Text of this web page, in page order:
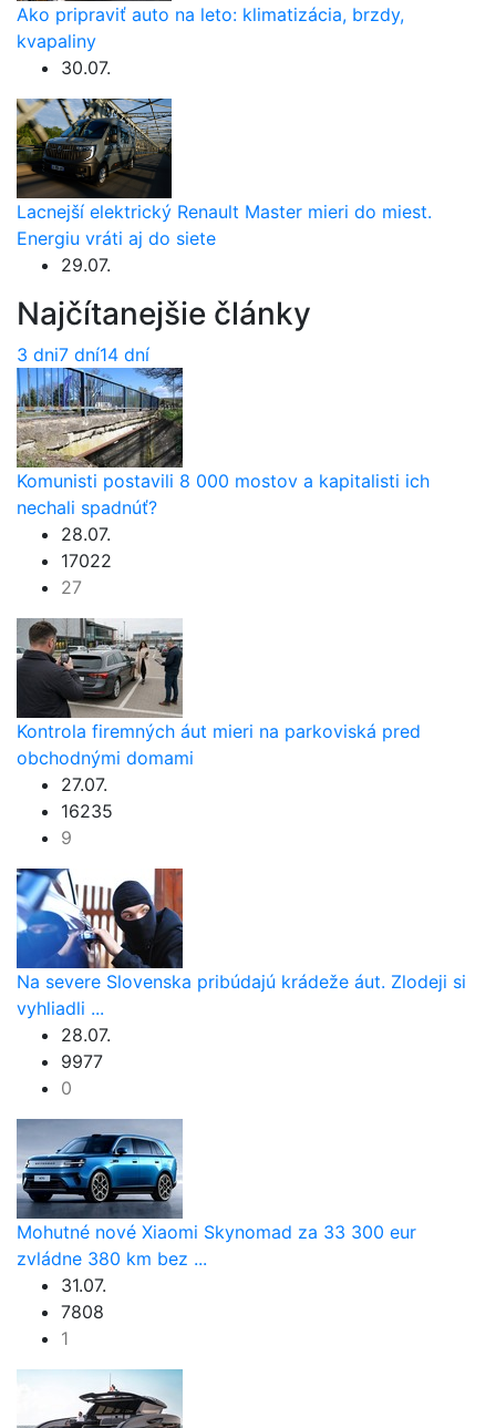
Ako pripraviť auto na leto: klimatizácia, brzdy,
kvapaliny
30.07.
Lacnejší elektrický Renault Master mieri do miest.
Energiu vráti aj do siete
29.07.
Najčítanejšie články
3 dni7 dní14 dní
Komunisti postavili 8 000 mostov a kapitalisti ich
nechali spadnúť?
28.07.
17022
27
Kontrola firemných áut mieri na parkoviská pred
obchodnými domami
27.07.
16235
9
Na severe Slovenska pribúdajú krádeže áut. Zlodeji si
vyhliadli ...
28.07.
9977
0
Mohutné nové Xiaomi Skynomad za 33 300 eur
zvládne 380 km bez ...
31.07.
7808
1